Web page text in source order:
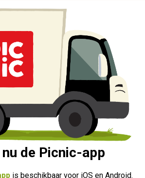
kassa/artikelen/
in-
de Picnic-app
is beschikbaar voor iOS en Android.